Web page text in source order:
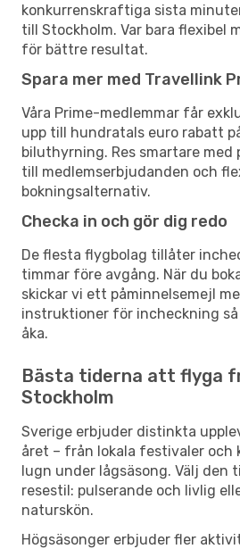
konkurrenskraftiga sista
till Stockholm. Var bara flexibel
för bättre resultat.
Spara mer med Travellink
Våra Prime-medlemmar får
upp till hundratals euro rabatt
biluthyrning. Res smartare
till medlemserbjudanden och
bokningsalternativ.
Checka in och gör dig redo
De flesta flygbolag tillåter
timmar före avgång. När du
skickar vi ett påminnelsemejl
instruktioner för incheckning
åka.
Bästa tiderna att flyga
Stockholm
Sverige erbjuder distinkta
året – från lokala festivaler och
lugn under lågsäsong. Välj den
resestil: pulserande och livlig
naturskön.
Högsäsonger erbjuder fler